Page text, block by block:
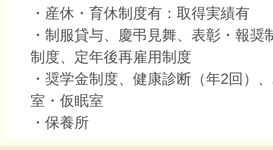
・産休・育休制度有：取得実績有
・制服貸与、慶弔見舞、表彰・報奨
制度、定年後再雇用制度
・奨学金制度、健康診断（年2回）
室・仮眠室
・保養所